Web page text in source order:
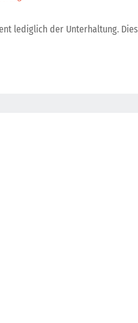
lediglich der Unterhaltung.